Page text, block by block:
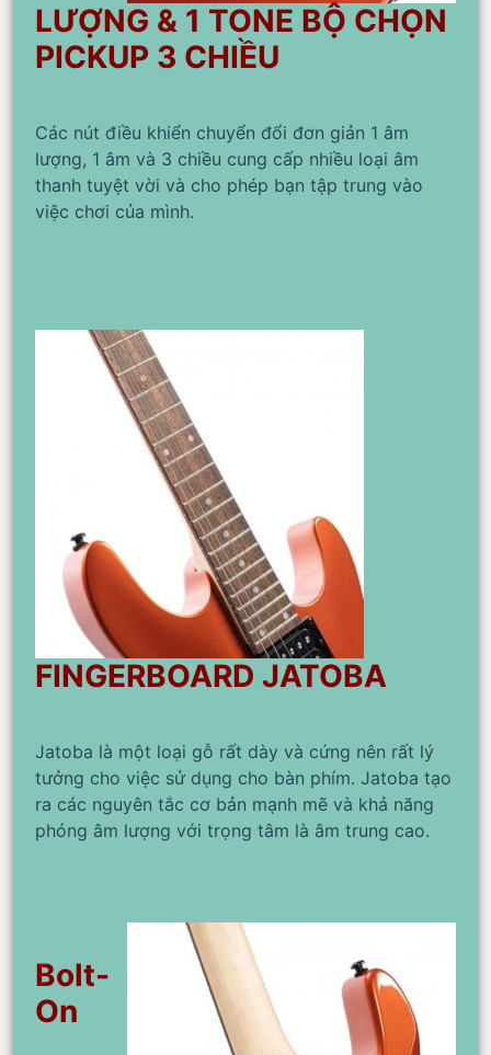
LƯỢNG & 1 TONE BỘ CHỌN
PICKUP 3 CHIỀU
Các nút điều khiển chuyển đổi đơn giản 1 âm
lượng, 1 âm và 3 chiều cung cấp nhiều loại âm
thanh tuyệt vời và cho phép bạn tập trung vào
việc chơi của mình.
FINGERBOARD JATOBA
Jatoba là một loại gỗ rất dày và cứng nên rất lý
tưởng cho việc sử dụng cho bàn phím. Jatoba tạo
ra các nguyên tắc cơ bản mạnh mẽ và khả năng
phóng âm lượng với trọng tâm là âm trung cao.
Bolt-
On